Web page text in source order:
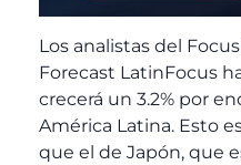
Los analistas del
Forecast LatinFocus
crecerá un 3.2% por
América Latina. Esto
que el de Japón, que